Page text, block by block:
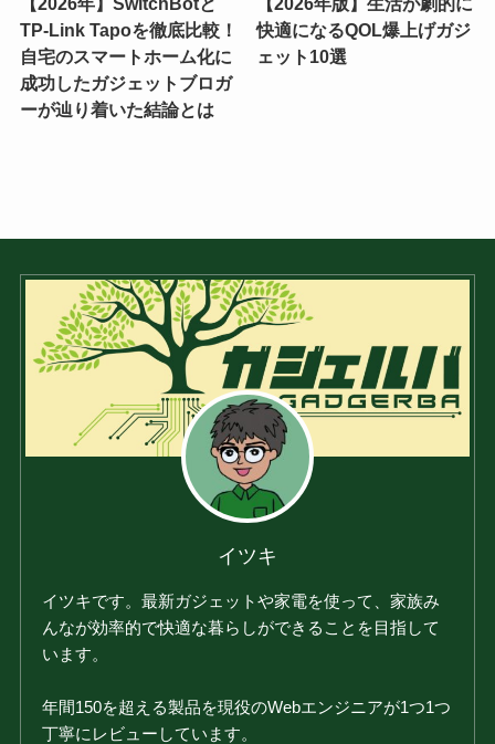
TP-Link Tapoを徹底比較！
自宅のスマートホーム化に
成功したガジェットブロガ
ーが辿り着いた結論とは
快適になるQOL爆上げガジ
ェット10選
イツキ
イツキです。最新ガジェットや家電を使って、家族み
んなが効率的で快適な暮らしができることを目指して
います。
年間150を超える製品を現役のWebエンジニアが1つ1つ
丁寧にレビューしています。